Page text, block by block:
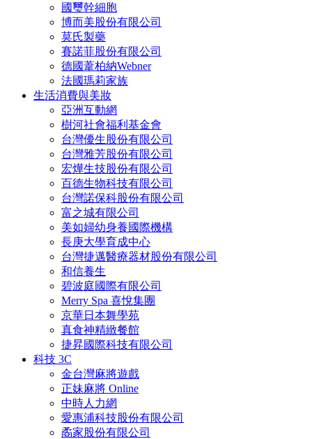
國璽幹細胞
博而美股份有限公司
莫氏製藥
賽諾菲股份有限公司
德國葦柏納Webner
法國瑪莉家族
生活消費與美妝
亞洲互動網
樹河社會福利基金會
台灣優生股份有限公司
台灣雅芳股份有限公司
宏燁生技股份有限公司
百德生物科技有限公司
台灣諾保科股份有限公司
富之城有限公司
美如婦幼身養國際機構
長庚大學育成中心
台灣捷邁醫療器材股份有限公司
和信養生
碧波庭國際有限公司
Merry Spa 喜悅集團
京華日本舞學苑
真食神精緻餐館
捷昇國際科技有限公司
科技 3C
金台灣麻將遊戲
正妹麻將 Online
中時人力網
愛惠浦科技股份有限公司
矞家股份有限公司